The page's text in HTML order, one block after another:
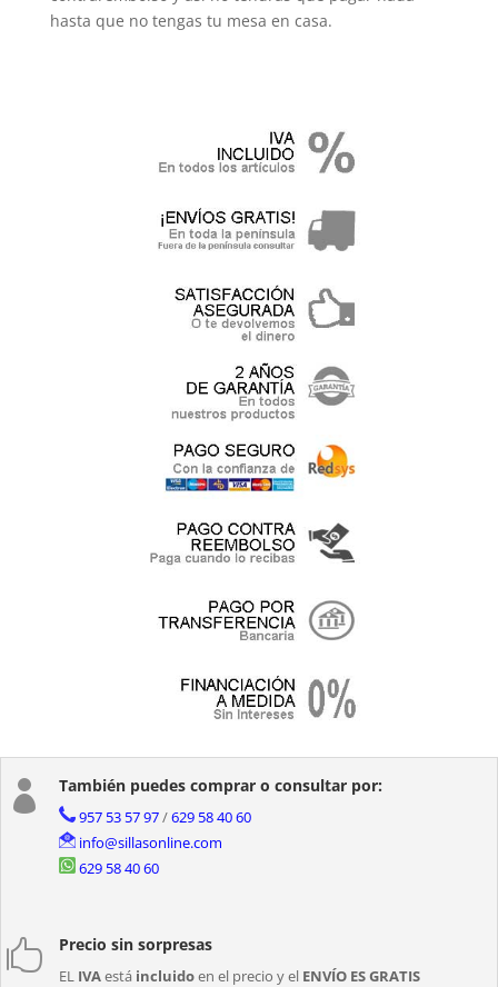
hasta que no tengas tu mesa en casa.
 También puedes comprar o consultar por:
957 53 57 97/629 58 40 60
info@sillasonline.com
629 58 40 60
 Precio sin sorpresas
EL IVAestá incluidoen el precio y el ENVÍO ES GRATIS